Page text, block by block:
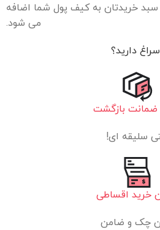
از مبلغ سبد خریدتان به کیف پول شما اضافه
می شود.
دارید؟
سلیقه ای!
خرید اقساطی
چک و ضامن